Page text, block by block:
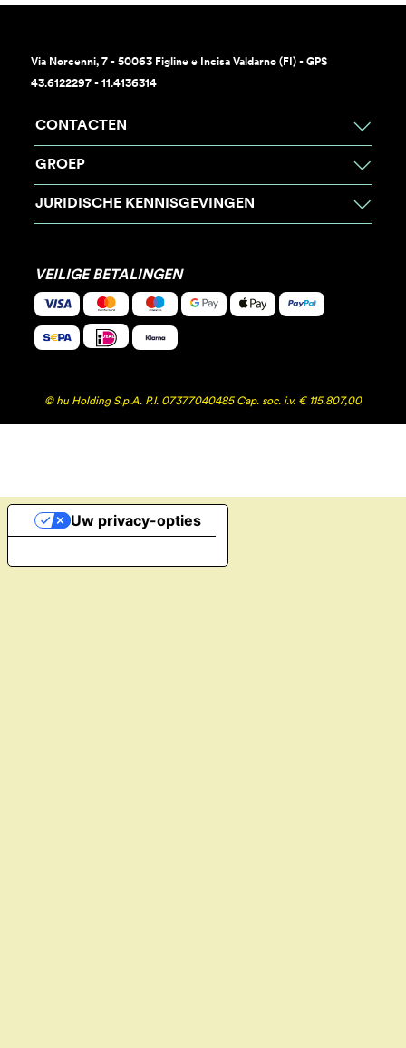
Via Norcenni, 7 - 50063 Figline e Incisa Valdarno (FI) - GPS
43.6122297 - 11.4136314
CONTACTEN
GROEP
JURIDISCHE KENNISGEVINGEN
VEILIGE BETALINGEN
© hu Holding S.p.A. P.I. 07377040485 Cap. soc. i.v. € 115.807,00
Uw privacy-opties